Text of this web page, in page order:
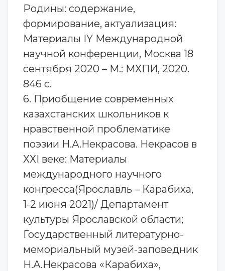
Родины: содержание,
формирование, актуализация:
Материалы IY Международной
научной конференции, Москва 18
сентября 2020 – М.: МХПИ, 2020.
846 с.
6. Приобщение современных
казахстанских школьников к
нравственной проблематике
поэзии Н.А.Некрасова. Некрасов в
ХХI веке: Материалы
международного научного
конгресса(Ярославль – Карабиха,
1-2 июня 2021)/ Департамент
культуры Ярославской области;
Государственный литературно-
мемориальный музей-заповедник
Н.А.Некрасова «Карабиха»,